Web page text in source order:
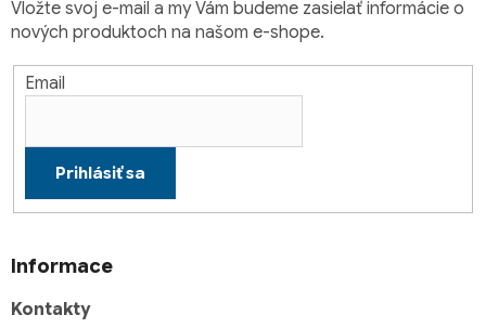
v
p
Vložte svoj e-mail a my Vám budeme zasielať informácie o
nových produktoch na našom e-shope.
Email
Prihlásiť sa
Informace
Kontakty